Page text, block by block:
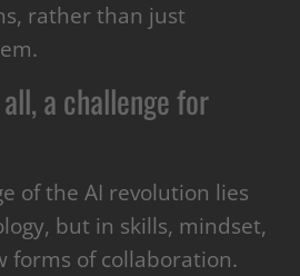
rather than just
a challenge for
of the AI revolution lies
but in skills, mindset,
forms of collaboration.